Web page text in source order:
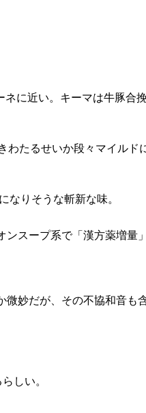
に近い。キーマは牛豚合挽
たるせいか段々マイルド
なりそうな斬新な味。
スープ系で「漢方薬増量
妙だが、その不協和音も
しい。